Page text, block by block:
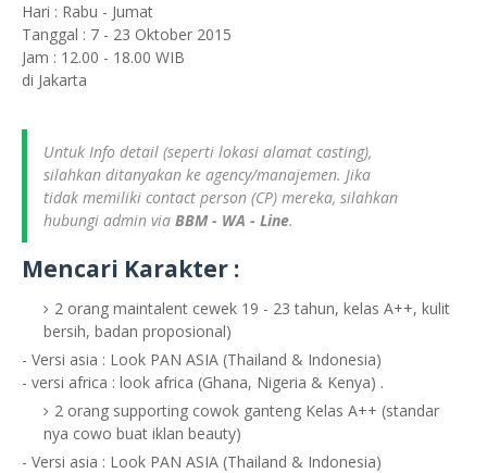
Hari : Rabu - Jumat
Tanggal : 7 - 23 Oktober 2015
Jam : 12.00 - 18.00 WIB
di Jakarta
Untuk Info detail (seperti lokasi alamat casting),
silahkan ditanyakan ke agency/manajemen. Jika
tidak memiliki contact person (CP) mereka, silahkan
hubungi admin via BBM - WA - Line.
Mencari Karakter :
2 orang maintalent cewek 19 - 23 tahun, kelas A++, kulit
bersih, badan proposional)
- Versi asia : Look PAN ASIA (Thailand & Indonesia)
- versi africa : look africa (Ghana, Nigeria & Kenya) .
2 orang supporting cowok ganteng Kelas A++ (standar
nya cowo buat iklan beauty)
- Versi asia : Look PAN ASIA (Thailand & Indonesia)